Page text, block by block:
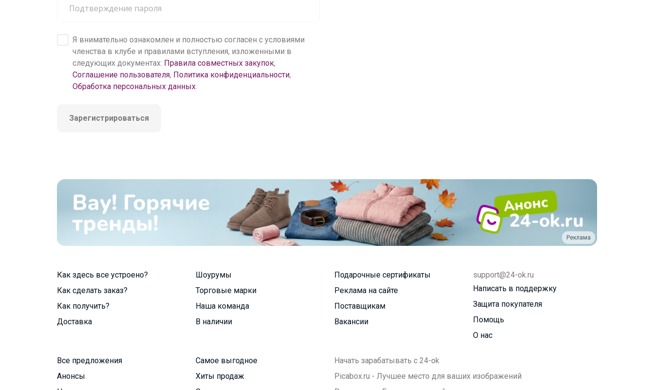
Я внимательно ознакомлен и полностью согласен с условиями
членства в клубе и правилами вступления, изложенными в
следующих документах: Правила совместных закупок,
Соглашение пользователя, Политика конфиденциальности,
Обработка персональных данных.
Зарегистрироваться
Реклама
Как здесь все устроено?
Как сделать заказ?
Как получить?
Доставка
Шоурумы
Торговые марки
Наша команда
В наличии
Подарочные сертификаты
Реклама на сайте
Поставщикам
Вакансии
support@24-ok.ru
Написать в поддержку
Защита покупателя
Помощь
О нас
Все предложения
Анонсы
Самое выгодное
Хиты продаж
Начать зарабатывать с 24-ok
Picabox.ru - Лучшее место для ваших изображений